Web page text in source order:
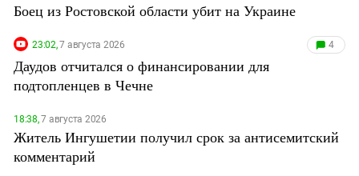
Боец из Ростовской области убит на Украине
23:02,7 августа 2026 4
Даудов отчитался о финансировании для
подтопленцев в Чечне
18:38,7 августа 2026
Житель Ингушетии получил срок за антисемитский
комментарий